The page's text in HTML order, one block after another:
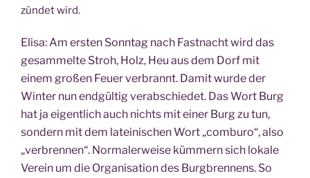
zün­det wird.
Eli­sa: Am ers­ten Sonn­tag nach Fast­nacht wird das
gesam­mel­te Stroh, Holz, Heu aus dem Dorf mit
einem gro­ßen Feu­er ver­brannt. Damit wur­de der
Win­ter nun end­gül­tig ver­ab­schie­det. Das Wort Burg
hat ja eigent­lich auch nichts mit einer Burg zu tun,
son­dern mit dem latei­ni­schen Wort „com­bu­ro“, also
„ver­bren­nen“. Nor­ma­ler­wei­se küm­mern sich loka­le
Verein um die Orga­ni­sa­ti­on des Burg­bren­nens. So